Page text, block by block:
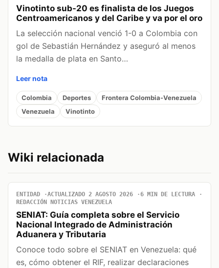
Vinotinto sub-20 es finalista de los Juegos
Centroamericanos y del Caribe y va por el oro
La selección nacional venció 1-0 a Colombia con
gol de Sebastián Hernández y aseguró al menos
la medalla de plata en Santo…
Leer nota
Colombia Deportes
Frontera Colombia-Venezuela
Venezuela
Vinotinto
Wiki relacionada
ENTIDAD ACTUALIZADO 2 AGOSTO 2026
6 MIN DE LECTURA
REDACCIÓN NOTICIAS VENEZUELA
SENIAT: Guía completa sobre el Servicio
Nacional Integrado de Administración
Aduanera y Tributaria
Conoce todo sobre el SENIAT en Venezuela: qué
es, cómo obtener el RIF, realizar declaraciones